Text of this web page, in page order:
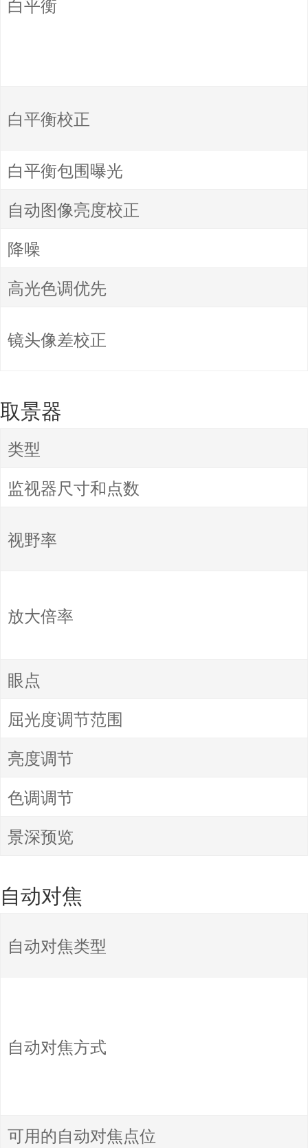
白平衡校正
白平衡包围曝光
自动图像亮度校正
降噪
高光色调优先
镜头像差校正
取景器
类型
监视器尺寸和点数
视野率
放大倍率
眼点
屈光度调节范围
亮度调节
色调调节
景深预览
自动对焦
自动对焦类型
自动对焦方式
可用的自动对焦点位